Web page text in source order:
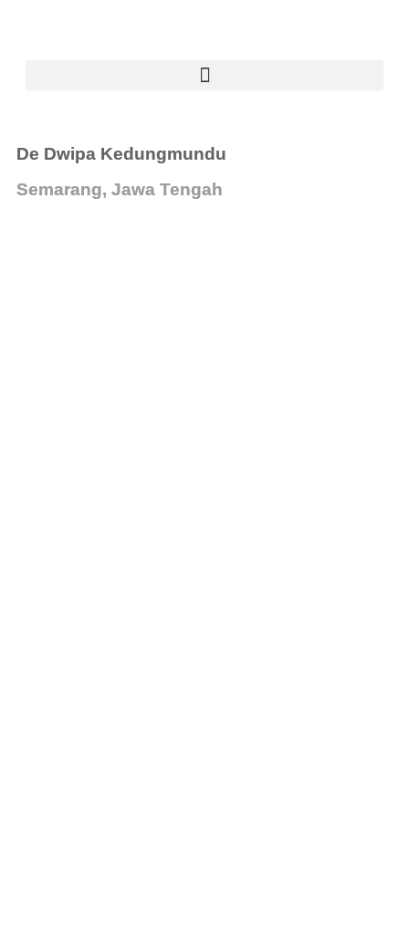
De Dwipa Kedungmundu
Semarang, Jawa Tengah